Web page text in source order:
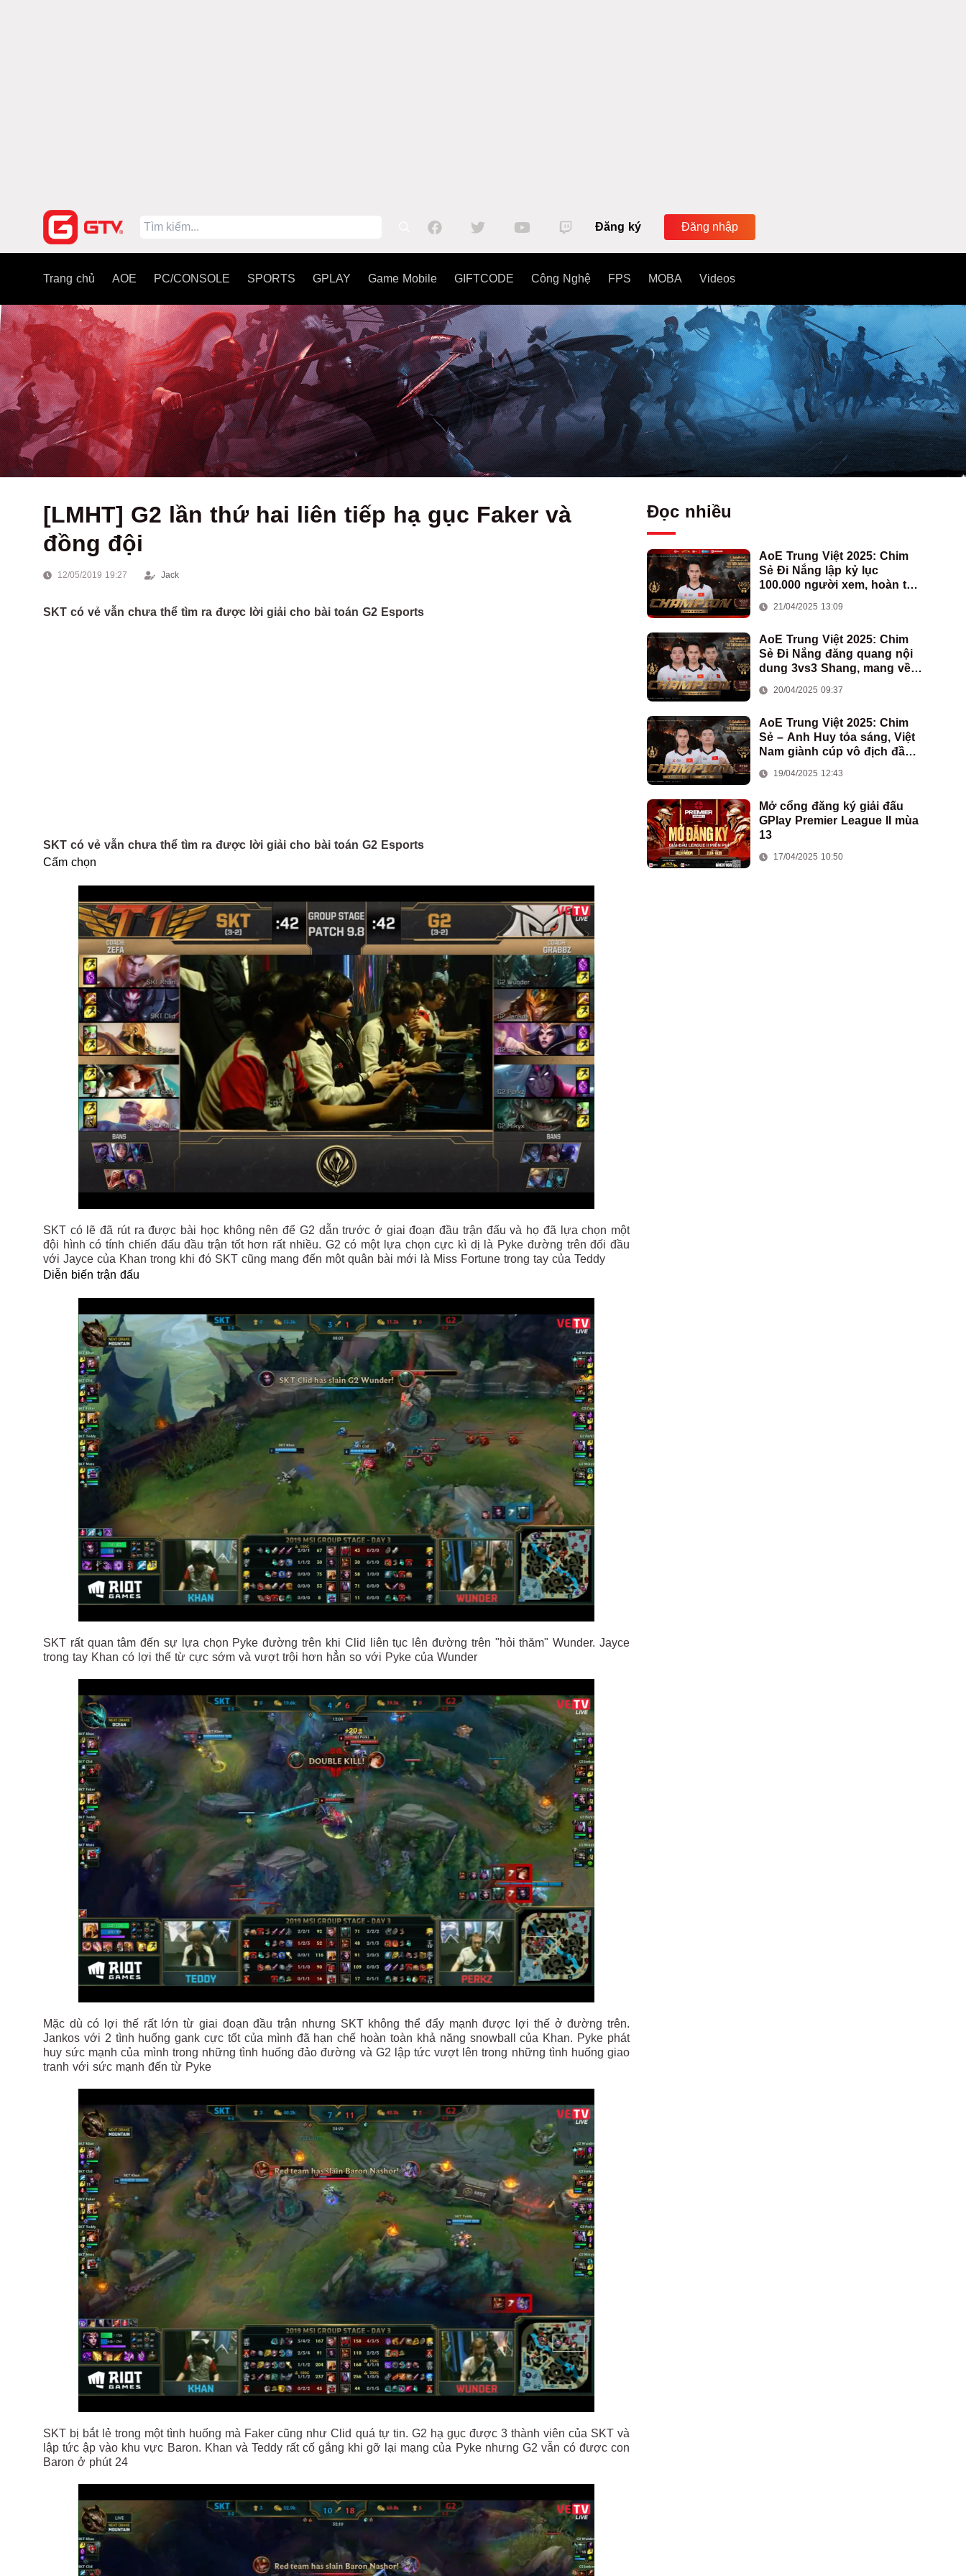
Đăng ký Đăng nhập
Trang chủ AOE PC/CONSOLE SPORTS GPLAY Game Mobile GIFTCODE Công Nghệ FPS MOBA Videos
[LMHT] G2 lần thứ hai liên tiếp hạ gục Faker và
đồng đội
12/05/2019 19:27 Jack
SKT có vẻ vẫn chưa thể tìm ra được lời giải cho bài toán G2 Esports
SKT có vẻ vẫn chưa thể tìm ra được lời giải cho bài toán G2 Esports
Cấm chọn
SKT có lẽ đã rút ra được bài học không nên để G2 dẫn trước ở giai đoạn đầu trận đấu và họ đã lựa chọn một
đội hình có tính chiến đấu đầu trận tốt hơn rất nhiều. G2 có một lựa chọn cực kì dị là Pyke đường trên đối đầu
với Jayce của Khan trong khi đó SKT cũng mang đến một quân bài mới là Miss Fortune trong tay của Teddy
Diễn biến trận đấu
SKT rất quan tâm đến sự lựa chọn Pyke đường trên khi Clid liên tục lên đường trên "hỏi thăm" Wunder. Jayce
trong tay Khan có lợi thế từ cực sớm và vượt trội hơn hẳn so với Pyke của Wunder
Mặc dù có lợi thế rất lớn từ giai đoạn đầu trận nhưng SKT không thể đẩy mạnh được lợi thế ở đường trên.
Jankos với 2 tình huống gank cực tốt của mình đã hạn chế hoàn toàn khả năng snowball của Khan. Pyke phát
huy sức mạnh của mình trong những tình huống đảo đường và G2 lập tức vượt lên trong những tình huống giao
tranh với sức mạnh đến từ Pyke
SKT bị bắt lẻ trong một tình huống mà Faker cũng như Clid quá tự tin. G2 hạ gục được 3 thành viên của SKT và
lập tức ập vào khu vực Baron. Khan và Teddy rất cố gắng khi gỡ lại mạng của Pyke nhưng G2 vẫn có được con
Baron ở phút 24
Đọc nhiều
AoE Trung Việt 2025: Chim
Sẻ Đi Nắng lập kỷ lục
100.000 người xem, hoàn tất
Việt Nam
21/04/2025 13:09
AoE Trung Việt 2025: Chim
Sẻ Đi Nắng đăng quang nội
dung 3vs3 Shang, mang về
đoàn AoE Việt Nam
20/04/2025 09:37
AoE Trung Việt 2025: Chim
Sẻ – Anh Huy tỏa sáng, Việt
Nam giành cúp vô địch đầu
19/04/2025 12:43
Mở cổng đăng ký giải đấu
GPlay Premier League II mùa
13
17/04/2025 10:50